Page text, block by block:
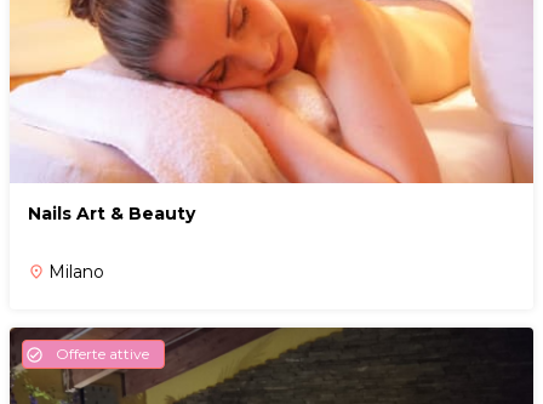
Nails Art & Beauty
place Milano
check_circle Offerte attive